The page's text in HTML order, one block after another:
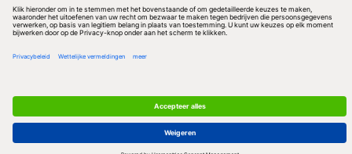
Redactionele partner
Algemene Voorwaarden & Copyrights